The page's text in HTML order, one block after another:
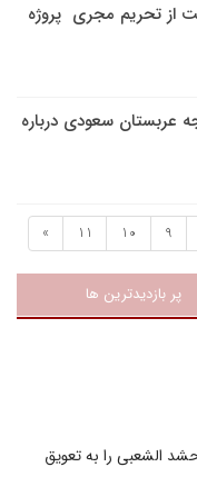
از تحریم‌ مجری پروژه
عربستان سعودی درباره
9
10
11
»
پر بازدیدترین ها
الشعبی را به تعویق